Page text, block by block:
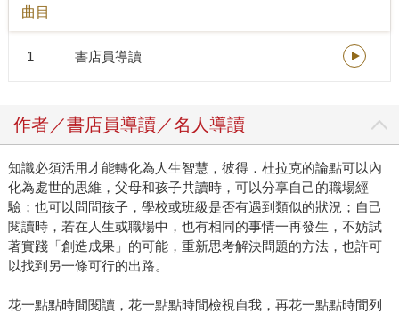
到，有一天智慧型手機會問世，手機上網、視訊通話、觸控
螢幕、3 D手遊等等科技，會成為現代人的日常。 我們所生
活的「現在」，曾經是世人嚮往的「未來」，科技推動著時
造出無限可能。 在ChatGPT引起一陣旋風和討論、大家對AI
的理解又更上一層樓之際，你有沒有想過，未來的生活型
態、社會樣貌是什麼樣子？未來的工作又有什麼選擇？ 未來
世界也許就像我們以前看過的科幻電影：汽車在天上飛，機
器人滿街跑，有些人住在月球，有代行機器人幫忙跑腿，穿
上肌力裝每個人都可以變大力士，用食品3D列印機製作餐
點…… 這些「未來工作圖鑑」裡所提到的每一種工作，都真
藉由與未來的職業真實交流，幫助孩子探索自我興趣，「未
曲目
1 書店員導讀
作者／書店員導讀／名人導讀
知識必須活用才能轉化為人生智慧，彼得．杜拉克的論點可以內
化為處世的思維，父母和孩子共讀時，可以分享自己的職場經
驗；也可以問問孩子，學校或班級是否有遇到類似的狀況；自己
閱讀時，若在人生或職場中，也有相同的事情一再發生，不妨試
著實踐「創造成果」的可能，重新思考解決問題的方法，也許可
以找到另一條可行的出路。
花一點點時間閱讀，花一點點時間檢視自我，再花一點點時間列